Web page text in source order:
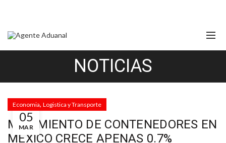
NOTICIAS
05
MAR
Economia, Logistica y Transporte
MOVIMIENTO DE CONTENEDORES EN
MÉXICO CRECE APENAS 0.7%